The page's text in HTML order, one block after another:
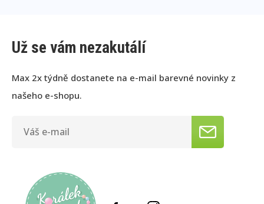
Už se vám nezakutálí
Max 2x týdně dostanete na e-mail barevné novinky z
našeho e-shopu.